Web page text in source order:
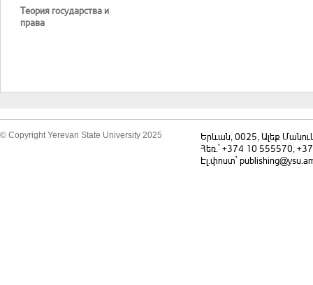
Теория государства и
права
© Copyright Yerevan State University 2025
Երևան, 0025, Ալեք
Հեռ.` +374 10 555570,
Էլ.փոստ`